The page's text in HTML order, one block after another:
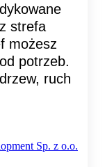
strefa
możesz
potrzeb.
ruch
Sp. z o.o.